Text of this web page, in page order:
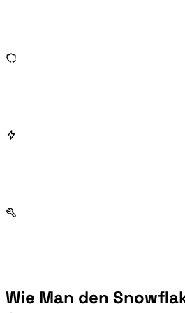
Wie Man den